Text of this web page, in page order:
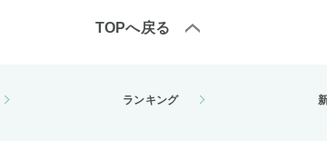
TOPへ戻る
ランキング